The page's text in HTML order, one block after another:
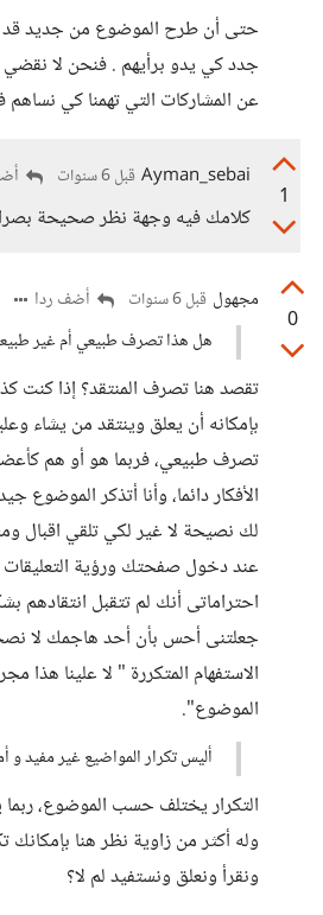
حتى أن طرح الموضوع من جديد
جدد كي يدو برأيهم . فنحن لا
عن المشاركات التي تهمنا كي نساهم
1
Ayman_sebai قبل 6 سنوات
كلامك فيه وجهة نظر صحيحة
0
مجهول قبل 6 سنوات
أضف ردا
هل هذا تصرف طبيعي أم غير
تقصد هنا تصرف المنتقد؟ إذا كنت
بإمكانه أن يعلق وينتقد من يشاء
تصرف طبيعي، فربما هو أو هم
الأفكار دائما، وأنا أتذكر الموضوع
لك نصيحة لا غير لكي تلقي اقبال
عند دخول صفحتك ورؤية
احتراماتى أنك لم تتقبل انتقادهم
جعلتنى أحس بأن أحد هاجمك لا
الاستفهام المتكررة " لا علينا هذا
الموضوع".
أليس تكرار المواضيع غير مفيد و
التكرار يختلف حسب الموضوع،
وله أكثر من زاوية نظر هنا
ونقرأ ونعلق ونستفيد لم لا؟